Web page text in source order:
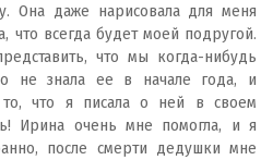
Она даже нарисовала для меня
что всегда будет моей подругой.
что мы когда-нибудь
не знала ее в начале года, и
что я писала о ней в своем
Ирина очень мне помогла, и я
после смерти дедушки мне